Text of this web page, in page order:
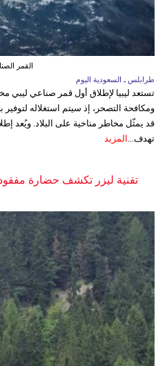
القمر
طرابلس ـ السعودية اليوم
تستعد ليبيا لإطلاق أول قمر صناعي ليبي
ومكافحة التصحر، إذ سيتم استغلاله لتوفير
قد يمثّل مخاطر مناخية على البلاد. ويُعد
تهدف...
المزيد
تقنية ليزر تكشف حضارة